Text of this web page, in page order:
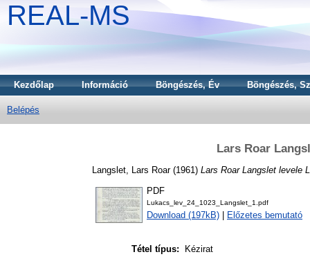
REAL-MS
Kezdőlap Információ Böngészés, Év Böngészés,
Belépés
Lars Roar
Langslet, Lars Roar(1961) Lars Roar Langslet levele
PDF
Lukacs_lev_24_1023_Langslet_1.pdf
Download (197kB) Előzetes bemutató
Tétel típus:
Kézirat